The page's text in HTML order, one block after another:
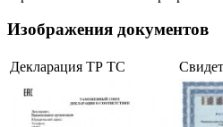
Изображения документов
Декларация ТР ТС